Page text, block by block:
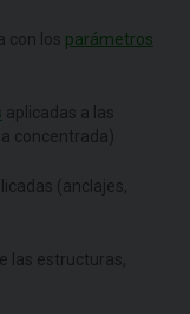
con los parámetros
aplicadas a las
concentrada)
(anclajes,
las estructuras,